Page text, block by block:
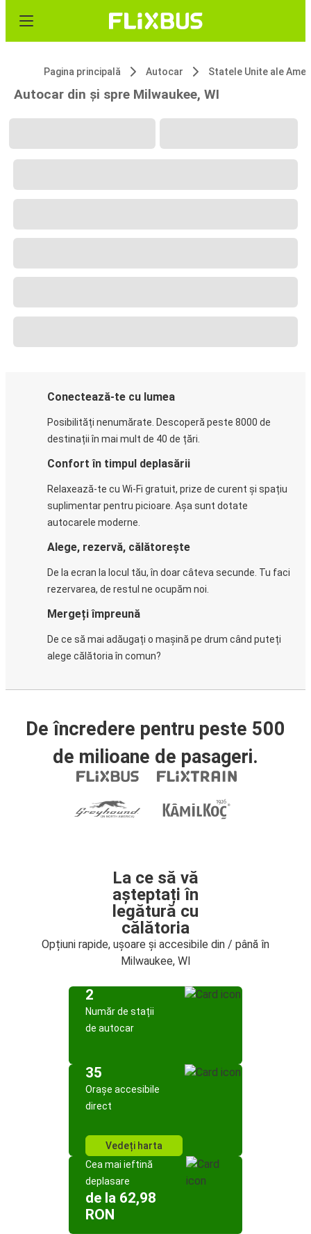
Pagina principală Autocar
Autocar din și spre Milwaukee, WI
Conectează-te cu lumea
Posibilități nenumărate. Descoperă peste 8000 de
destinații în mai mult de 40 de țări.
Confort în timpul deplasării
Relaxează-te cu Wi-Fi gratuit, prize de curent și spațiu
suplimentar pentru picioare. Așa sunt dotate
autocarele moderne.
Alege, rezervă, călătorește
De la ecran la locul tău, în doar câteva secunde. Tu faci
rezervarea, de restul ne ocupăm noi.
Mergeți împreună
De ce să mai adăugați o mașină pe drum când puteți
alege călătoria în comun?
De încredere pentru peste 500
de milioane de pasageri.
La ce să vă
așteptați în
legătură cu
călătoria
Opțiuni rapide, ușoare și accesibile din / până în
Milwaukee, WI
2
Număr de stații
de autocar
35
Orașe accesibile
direct
Vedeți harta
Cea mai ieftină
deplasare
de la 62,98
RON